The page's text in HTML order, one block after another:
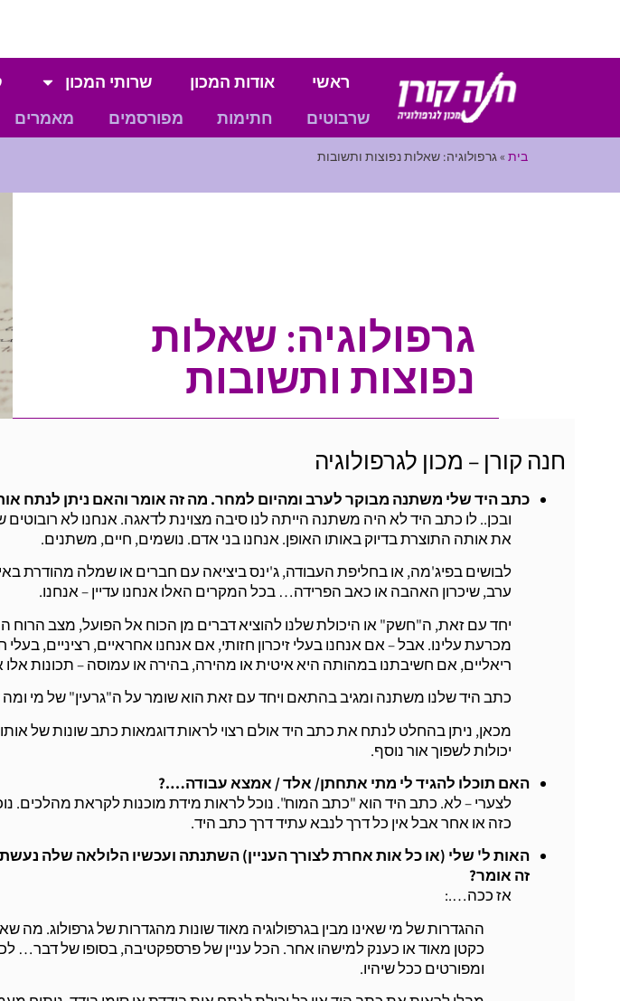
ראשי אודות המכון שרותי המכון
שרבוטים
חתימות מפורסמים מאמרים
בית »גרפולוגיה: שאלות נפוצות ותשובות
גרפולוגיה: שאלות
נפוצות ותשובות
חנה קורן – מכון לגרפולוגיה
כתב היד שלי משתנה מבוקר לערב ומהיום למחר. מה זה אומר והאם ניתן לנתח
ובכן.. לו כתב היד לא היה משתנה הייתה לנו סיבה מצוינת לדאגה. אנחנו לא
את אותה התוצרת בדיוק באותו האופן. אנחנו בני אדם. נושמים, חיים, משתנים.
לבושים בפיג'מה, או בחליפת העבודה, ג'ינס ביציאה עם חברים או שמלה מהודרת
ערב, שיכרון האהבה או כאב הפרידה… בכל המקרים האלו אנחנו עדיין – אנחנו.
יחד עם זאת, ה"חשק" או היכולת שלנו להוציא דברים מן הכוח אל הפועל, מצב הרוח
מכרעת עלינו. אבל – אם אנחנו בעלי זיכרון חזותי, אם אנחנו אחראיים, רציניים, בעלי
ריאליים, אם חשיבתנו במהותה היא איטית או מהירה, בהירה או עמוסה – תכונות אלו
כתב היד שלנו משתנה ומגיב בהתאם ויחד עם זאת הוא שומר על ה"גרעין" של מי ומה
מכאן, ניתן בהחלט לנתח את כתב היד אולם רצוי לראות דוגמאות כתב שונות של
יכולות לשפוך אור נוסף.
האם תוכלו להגיד לי מתי אתחתן/ אלד / אמצא עבודה….?
לצערי – לא. כתב היד הוא "כתב המוח". נוכל לראות מידת מוכנות לקראת מהלכים.
כזה או אחר אבל אין כל דרך לנבא עתיד דרך כתב היד.
האות ל' שלי (או כל אות אחרת לצורך העניין) השתנתה ועכשיו הלולאה שלה
זה אומר?
אז ככה….:
ההגדרות של מי שאינו מבין בגרפולוגיה מאוד שונות מהגדרות של גרפולוג. מה
כקטן מאוד או כענק למישהו אחר. הכל עניין של פרספקטיבה, בסופו של דבר…
ומפורטים ככל שיהיו.